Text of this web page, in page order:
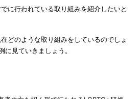
に行われている取り組みを紹介したいと
どのような取り組みをしているのでしょ
に見ていきましょう。